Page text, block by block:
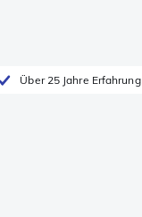
Über 25 Jahre Erfahrung